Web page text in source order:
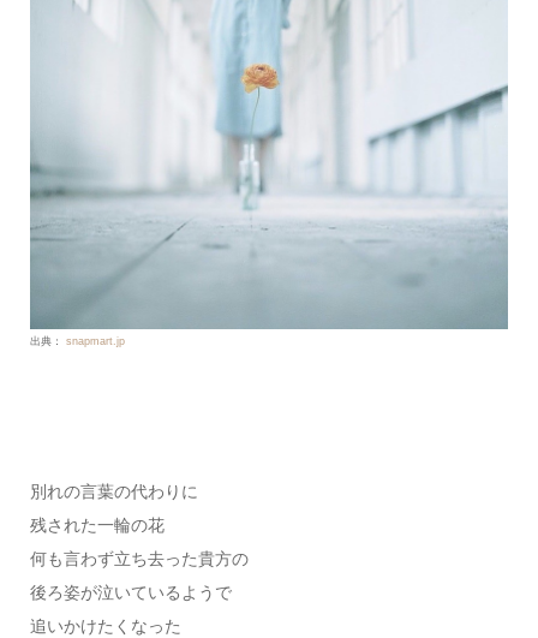
出典： snapmart.jp
別れの言葉の代わりに
残された一輪の花
何も言わず立ち去った貴方の
後ろ姿が泣いているようで
追いかけたくなった